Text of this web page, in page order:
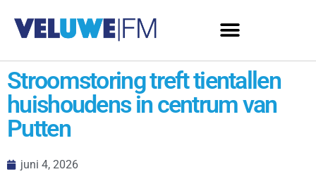
Stroomstoring treft tientallen
huishoudens in centrum van
Putten
juni 4, 2026